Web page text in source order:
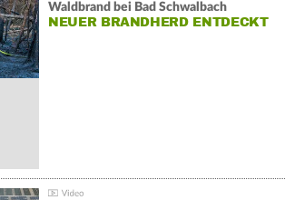
Waldbrand bei Bad Schwalbach
NEUER BRANDHERD ENTDECKT